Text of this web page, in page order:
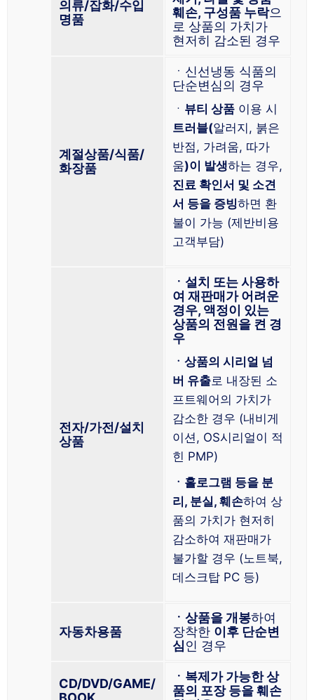
의류/잡화/수입
명품
훼손, 구성품 누락으
로 상품의 가치가
현저히 감소된 경우
계절상품/식품/
화장품
ㆍ신선냉동 식품의
단순변심의 경우
ㆍ 뷰티 상품 이용 시
트러블(알러지, 붉은
반점, 가려움, 따가
움)이 발생하는 경우,
진료 확인서 및 소견
서 등을 증빙하면 환
불이 가능 (제반비용
고객부담)
전자/가전/설치
상품
ㆍ설치 또는 사용하
여 재판매가 어려운
경우, 액정이 있는
상품의 전원을 켠 경
우
ㆍ상품의 시리얼 넘
버 유출로 내장된 소
프트웨어의 가치가
감소한 경우 (내비게
이션, OS시리얼이 적
힌 PMP)
ㆍ홀로그램 등을 분
리, 분실, 훼손하여 상
품의 가치가 현저히
감소하여 재판매가
불가할 경우 (노트북,
데스크탑 PC 등)
자동차용품
ㆍ상품을 개봉하여
장착한 이후 단순변
심인 경우
CD/DVD/GAME/
ㆍ복제가 가능한 상
품의 포장 등을 훼손